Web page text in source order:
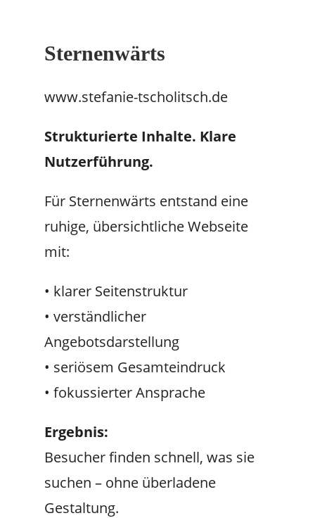
Sternenwärts
www.stefanie-tscholitsch.de
Strukturierte Inhalte. Klare
Nutzerführung.
Für Sternenwärts entstand eine
ruhige, übersichtliche Webseite
mit:
• klarer Seitenstruktur
• verständlicher
Angebotsdarstellung
• seriösem Gesamteindruck
• fokussierter Ansprache
Ergebnis:
Besucher finden schnell, was sie
suchen – ohne überladene
Gestaltung.